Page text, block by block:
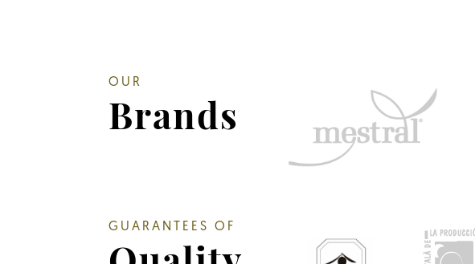
OUR
Brands
GUARANTEES OF